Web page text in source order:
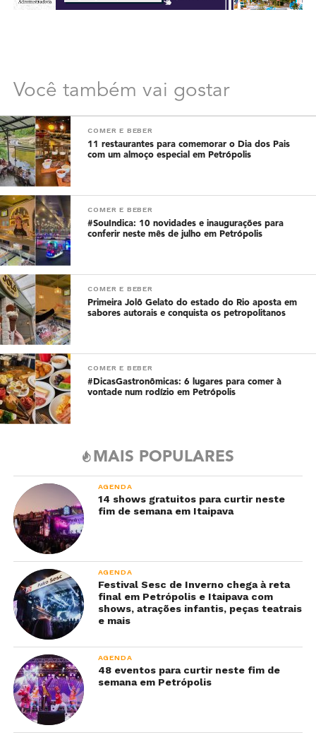
Você também vai gostar
COMER E BEBER
11 restaurantes para comemorar o Dia dos Pais
com um almoço especial em Petrópolis
COMER E BEBER
#SouIndica: 10 novidades e inaugurações para
conferir neste mês de julho em Petrópolis
COMER E BEBER
Primeira Jolô Gelato do estado do Rio aposta em
sabores autorais e conquista os petropolitanos
COMER E BEBER
#DicasGastronômicas: 6 lugares para comer à
vontade num rodízio em Petrópolis
MAIS POPULARES
AGENDA
14 shows gratuitos para curtir neste
fim de semana em Itaipava
AGENDA
Festival Sesc de Inverno chega à reta
final em Petrópolis e Itaipava com
shows, atrações infantis, peças teatrais
e mais
AGENDA
48 eventos para curtir neste fim de
semana em Petrópolis